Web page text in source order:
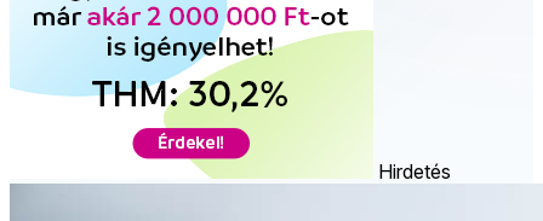
Hirdetés